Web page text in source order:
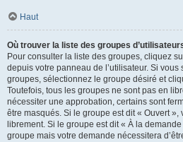
Haut
Où trouver la liste des groupes
Pour consulter la liste des groupes, cliquez
depuis votre panneau de l’utilisateur. Si
groupes, sélectionnez le groupe désiré et
Toutefois, tous les groupes ne sont pas en
nécessiter une approbation, certains sont
être masqués. Si le groupe est dit « Ouvert
librement. Si le groupe est dit « À la
groupe mais votre demande nécessitera